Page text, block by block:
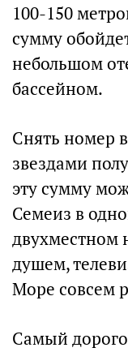
100-150
сумму
небольшом
бассейном.
Снять номер
звездами
эту сумму
Семеиз в
двухместном
душем,
Море совсем
Самый